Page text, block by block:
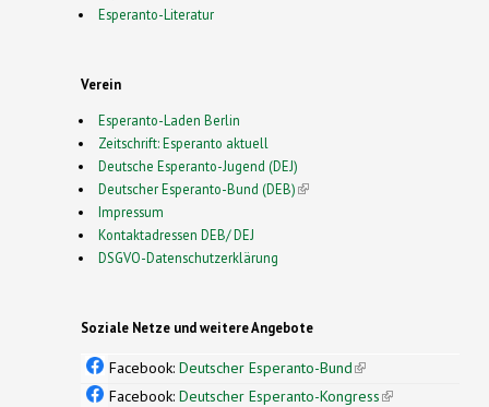
Esperanto-Literatur
Verein
Esperanto-Laden Berlin
Zeitschrift: Esperanto aktuell
Deutsche Esperanto-Jugend (DEJ)
Deutscher Esperanto-Bund (DEB)(link is external)
Impressum
Kontaktadressen DEB/ DEJ
DSGVO-Datenschutzerklärung
Soziale Netze und weitere Angebote
Facebook: Deutscher Esperanto-Bund(link is
external)
Facebook: Deutscher Esperanto-Kongress(link is